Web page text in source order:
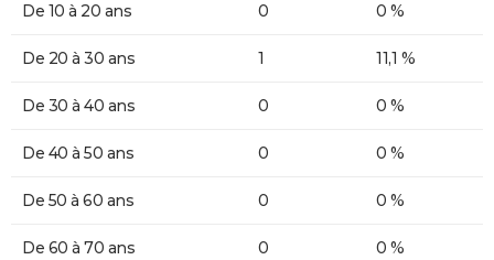
De 10 à 20 ans 0 0 %
De 20 à 30 ans 1 11,1 %
De 30 à 40 ans 0 0 %
De 40 à 50 ans 0 0 %
De 50 à 60 ans 0 0 %
De 60 à 70 ans 0 0 %